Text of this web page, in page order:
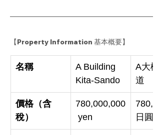
【Property Information 基本概要】
名稱
A Building
Kita-Sando
A大樓
道
價格（含
稅）
780,000,000
yen
日圓